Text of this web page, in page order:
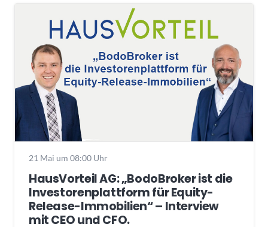
21 Mai um 08:00 Uhr
HausVorteil AG: „BodoBroker ist die
Investorenplattform für Equity-
Release-Immobilien“ – Interview
mit CEO und CFO.